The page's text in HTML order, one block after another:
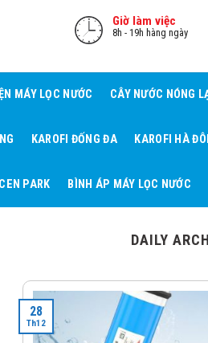
Giờ làm việc
8h - 19h hàng ngày
MÁY LỌC NƯỚC CÂY NƯỚC NÓNG
KAROFI ĐỐNG ĐA KAROFI HÀ
PARK BÌNH ÁP MÁY LỌC NƯỚC
DAILY
28
Th12